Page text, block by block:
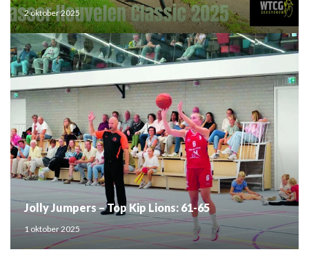
2 oktober 2025
Jolly Jumpers – Top Kip Lions: 61-65
1 oktober 2025